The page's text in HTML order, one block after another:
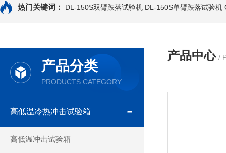
热门关键词： DL-150S双臂跌落试验机 DL-150S单臂跌落试验机
产品分类
PRODUCTS CATEGORY
高低温冷热冲击试验箱
高低温冲击试验箱
产品中心 /